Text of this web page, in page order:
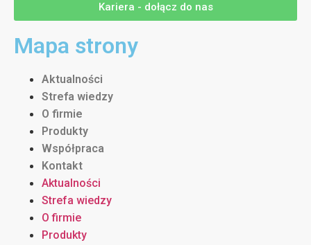
Kariera - dołącz do nas
Mapa strony
Aktualności
Strefa wiedzy
O firmie
Produkty
Współpraca
Kontakt
Aktualności
Strefa wiedzy
O firmie
Produkty